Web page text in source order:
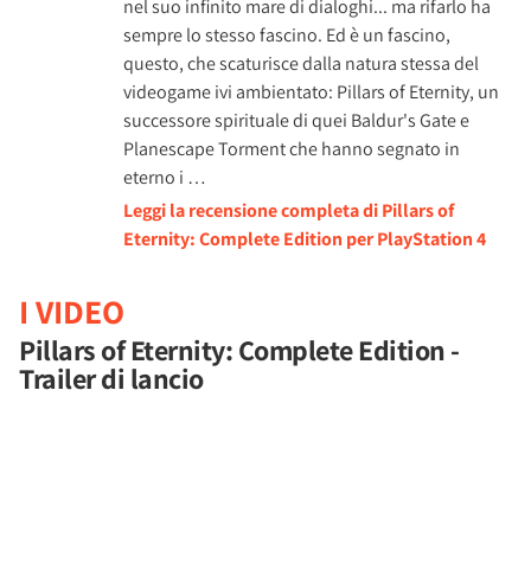
nel suo infinito mare di dialoghi... ma rifarlo ha
sempre lo stesso fascino. Ed è un fascino,
questo, che scaturisce dalla natura stessa del
videogame ivi ambientato: Pillars of Eternity, un
successore spirituale di quei Baldur's Gate e
Planescape Torment che hanno segnato in
eterno i …
Leggi la recensione completa di Pillars of
Eternity: Complete Edition per PlayStation 4
I VIDEO
Pillars of Eternity: Complete Edition -
Trailer di lancio